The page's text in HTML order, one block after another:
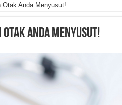
Otak Anda Menyusut!
Anda Menyusut!